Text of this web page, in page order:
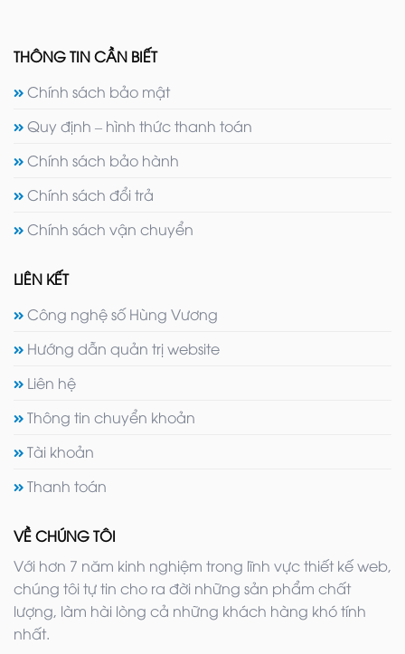
THÔNG TIN CẦN BIẾT
Chính sách bảo mật
Quy định – hình thức thanh toán
Chính sách bảo hành
Chính sách đổi trả
Chính sách vận chuyển
LIÊN KẾT
Công nghệ số Hùng Vương
Hướng dẫn quản trị website
Liên hệ
Thông tin chuyển khoản
Tài khoản
Thanh toán
VỀ CHÚNG TÔI
Với hơn 7 năm kinh nghiệm trong lĩnh vực thiết kế web,
chúng tôi tự tin cho ra đời những sản phẩm chất
lượng, làm hài lòng cả những khách hàng khó tính
nhất.